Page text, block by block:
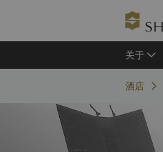
关于
酒店